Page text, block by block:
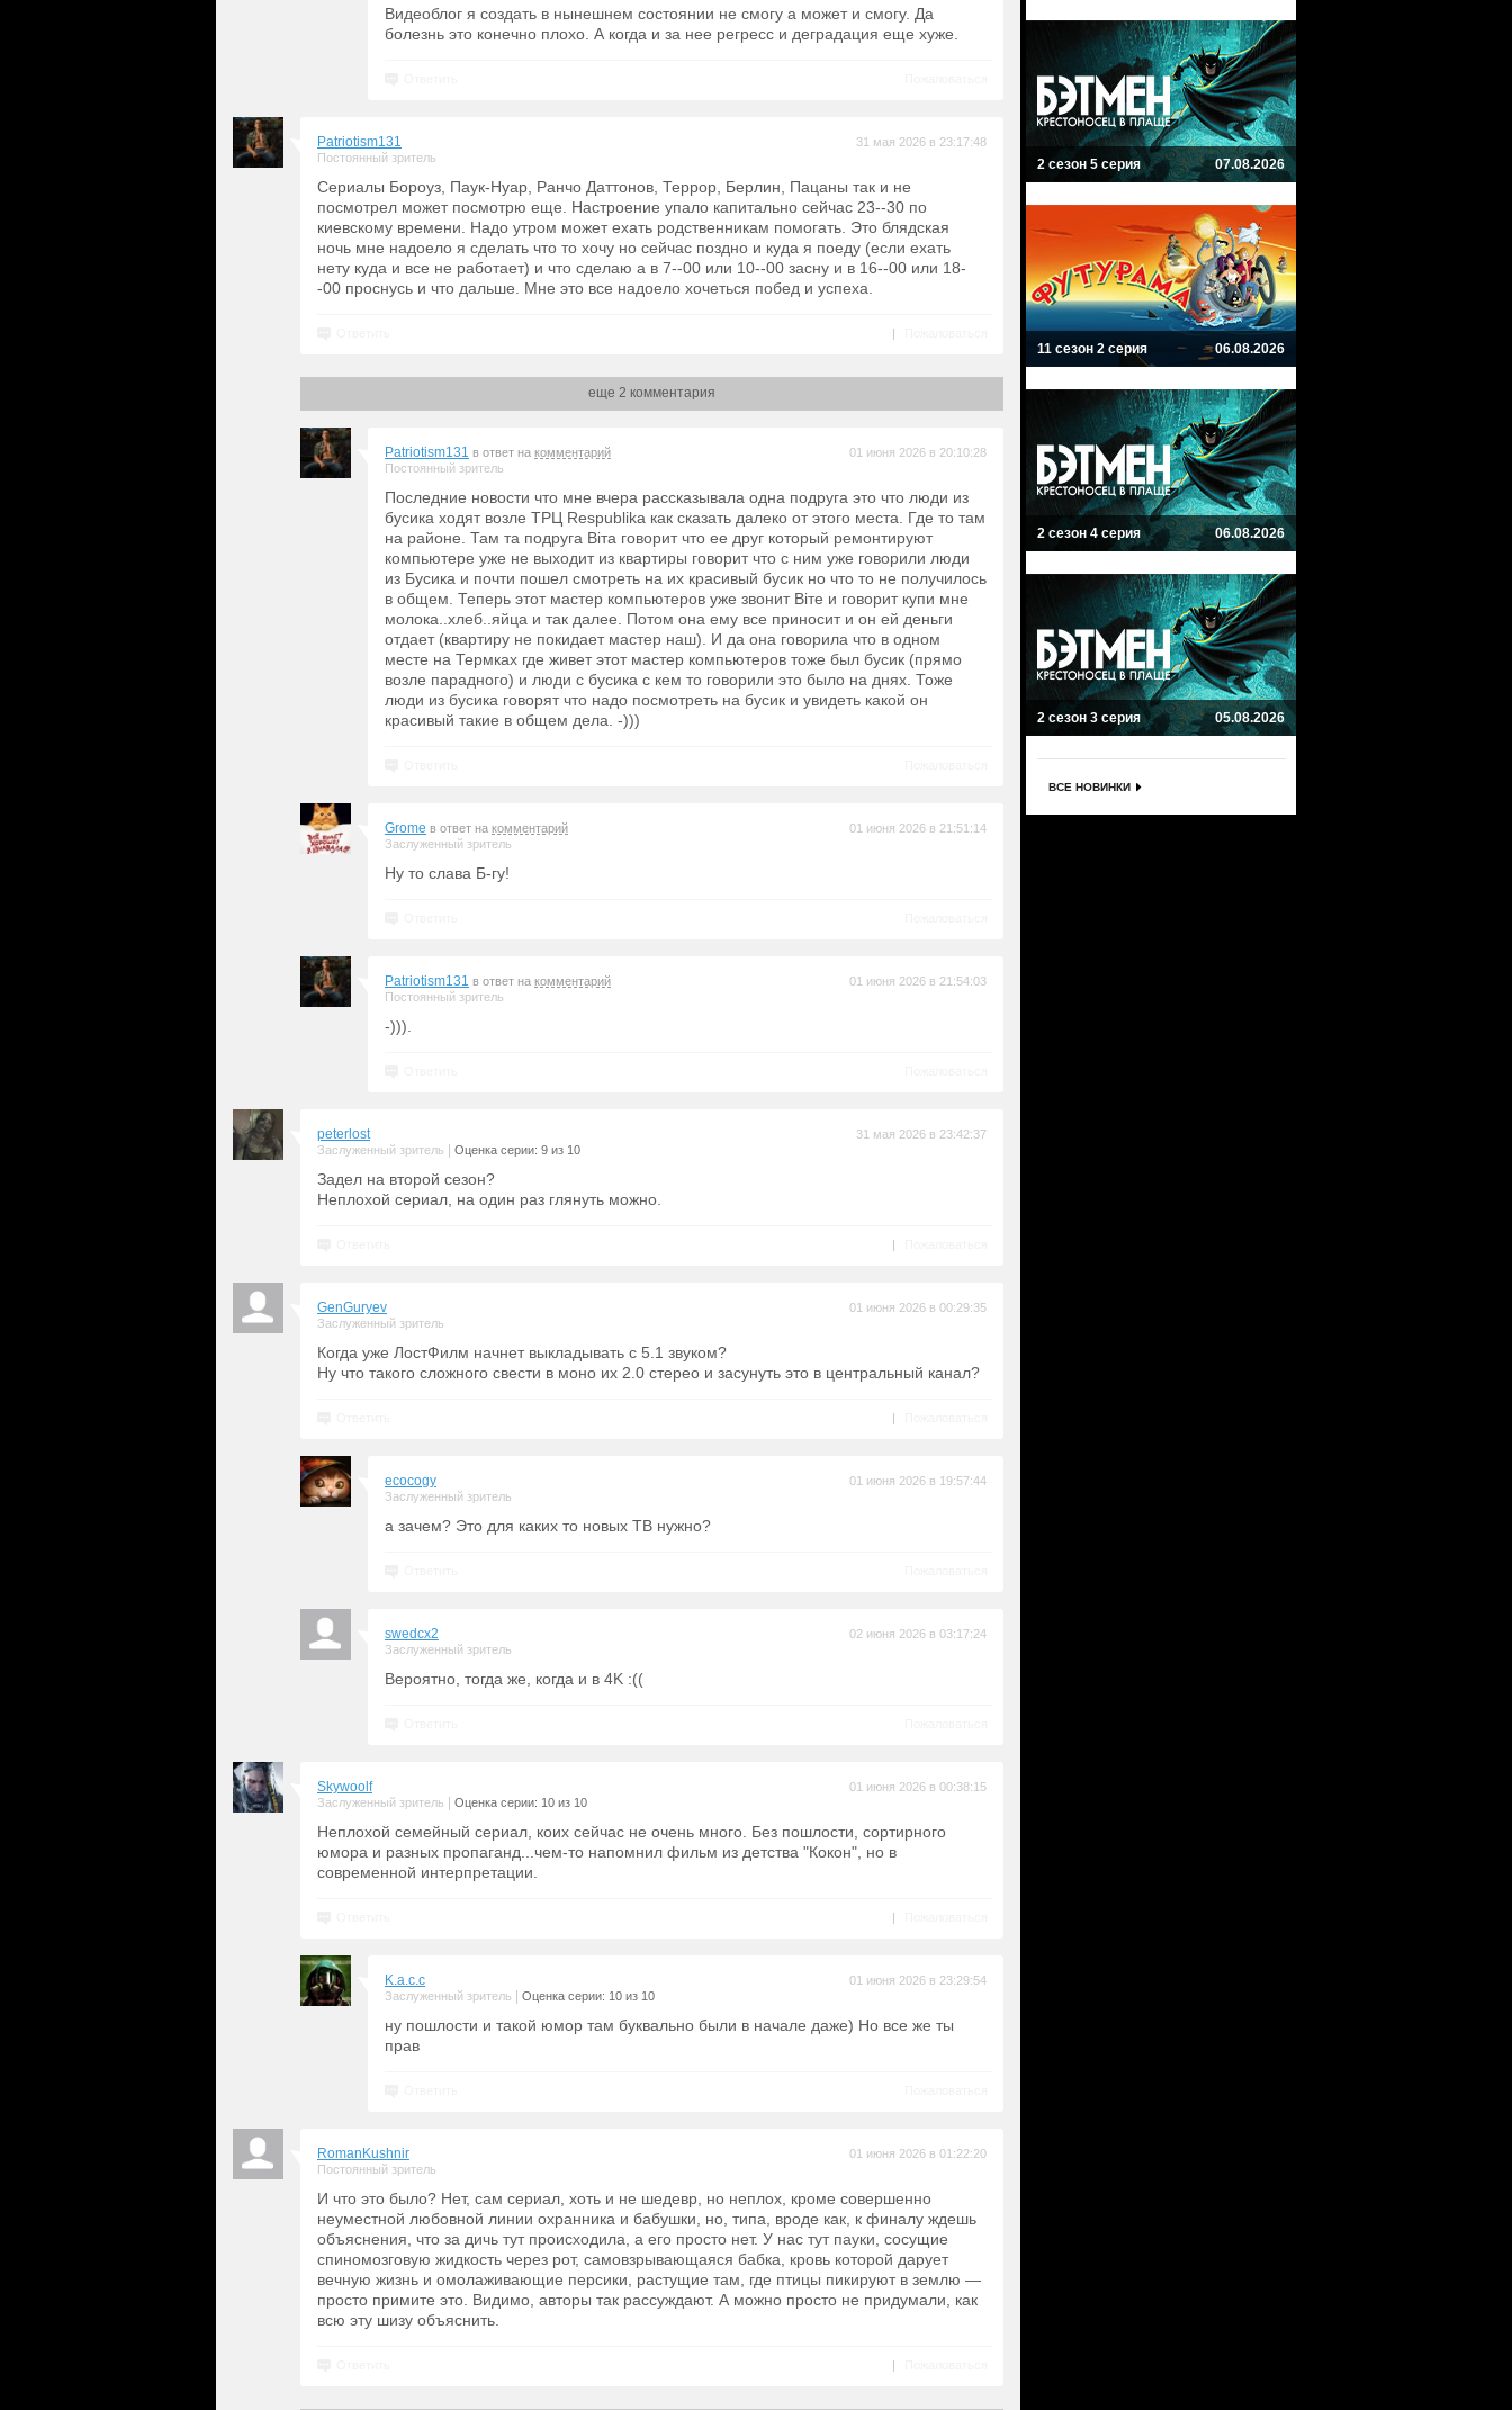
Видеоблог я создать в нынешнем состоянии не смогу а может и смогу. Да
болезнь это конечно плохо. А когда и за нее регресс и деградация еще хуже.
Patriotism131
Постоянный зритель
31 мая 2026 в 23:17:48
Сериалы Бороуз, Паук-Нуар, Ранчо Даттонов, Террор, Берлин, Пацаны так и не
посмотрел может посмотрю еще. Настроение упало капитально сейчас 23--30 по
киевскому времени. Надо утром может ехать родственникам помогать. Это блядская
ночь мне надоело я сделать что то хочу но сейчас поздно и куда я поеду (если ехать
нету куда и все не работает) и что сделаю а в 7--00 или 10--00 засну и в 16--00 или 18-
-00 проснусь и что дальше. Мне это все надоело хочеться побед и успеха.
|
еще 2 комментария
Patriotism131 в ответ на комментарий
Постоянный зритель
01 июня 2026 в 20:10:28
Последние новости что мне вчера рассказывала одна подруга это что люди из
бусика ходят возле ТРЦ Respublika как сказать далеко от этого места. Где то там
на районе. Там та подруга Віта говорит что ее друг который ремонтируют
компьютере уже не выходит из квартиры говорит что с ним уже говорили люди
из Бусика и почти пошел смотреть на их красивый бусик но что то не получилось
в общем. Теперь этот мастер компьютеров уже звонит Віте и говорит купи мне
молока..хлеб..яйца и так далее. Потом она ему все приносит и он ей деньги
отдает (квартиру не покидает мастер наш). И да она говорила что в одном
месте на Термках где живет этот мастер компьютеров тоже был бусик (прямо
возле парадного) и люди с бусика с кем то говорили это было на днях. Тоже
люди из бусика говорят что надо посмотреть на бусик и увидеть какой он
красивый такие в общем дела. -)))
Grome в ответ на комментарий
Заслуженный зритель
01 июня 2026 в 21:51:14
Ну то слава Б-гу!
Patriotism131 в ответ на комментарий
Постоянный зритель
01 июня 2026 в 21:54:03
-))).
peterlost
Заслуженный зритель Оценка серии: 9 из 10
31 мая 2026 в 23:42:37
Задел на второй сезон?
Неплохой сериал, на один раз глянуть можно.
|
GenGuryev
Заслуженный зритель
01 июня 2026 в 00:29:35
Когда уже ЛостФилм начнет выкладывать с 5.1 звуком?
Ну что такого сложного свести в моно их 2.0 стерео и засунуть это в центральный канал?
|
ecocogy
Заслуженный зритель
01 июня 2026 в 19:57:44
а зачем? Это для каких то новых ТВ нужно?
swedcx2
Заслуженный зритель
02 июня 2026 в 03:17:24
Вероятно, тогда же, когда и в 4K :((
Skywoolf
Заслуженный зритель Оценка серии: 10 из 10
01 июня 2026 в 00:38:15
Неплохой семейный сериал, коих сейчас не очень много. Без пошлости, сортирного
юмора и разных пропаганд...чем-то напомнил фильм из детства "Кокон", но в
современной интерпретации.
|
K.a.c.c
Заслуженный зритель Оценка серии: 10 из 10
01 июня 2026 в 23:29:54
ну пошлости и такой юмор там буквально были в начале даже) Но все же ты
прав
RomanKushnir
Постоянный зритель
01 июня 2026 в 01:22:20
И что это было? Нет, сам сериал, хоть и не шедевр, но неплох, кроме совершенно
неуместной любовной линии охранника и бабушки, но, типа, вроде как, к финалу ждешь
объяснения, что за дичь тут происходила, а его просто нет. У нас тут пауки, сосущие
спиномозговую жидкость через рот, самовзрывающаяся бабка, кровь которой дарует
вечную жизнь и омолаживающие персики, растущие там, где птицы пикируют в землю —
просто примите это. Видимо, авторы так рассуждают. А можно просто не придумали, как
всю эту шизу объяснить.
|
2 сезон 5 серия 07.08.2026
11 сезон 2 серия 06.08.2026
2 сезон 4 серия 06.08.2026
2 сезон 3 серия 05.08.2026
ВСЕ НОВИНКИ